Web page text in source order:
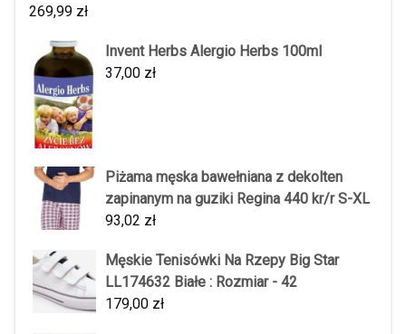
269,99 zł
Invent Herbs Alergio Herbs 100ml
37,00 zł
Piżama męska bawełniana z dekolten
zapinanym na guziki Regina 440 kr/r S-XL
93,02 zł
Męskie Tenisówki Na Rzepy Big Star
LL174632 Białe : Rozmiar - 42
179,00 zł